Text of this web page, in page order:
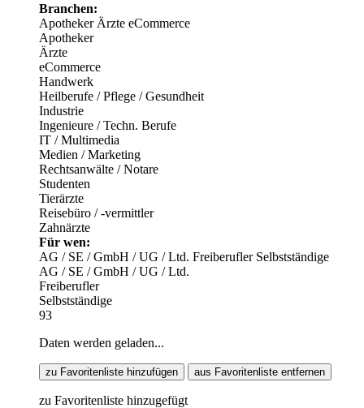
Branchen:
Apotheker Ärzte eCommerce
Apotheker
Ärzte
eCommerce
Handwerk
Heilberufe / Pflege / Gesundheit
Industrie
Ingenieure / Techn. Berufe
IT / Multimedia
Medien / Marketing
Rechtsanwälte / Notare
Studenten
Tierärzte
Reisebüro / -vermittler
Zahnärzte
Für wen:
AG / SE / GmbH / UG / Ltd. Freiberufler Selbstständige
AG / SE / GmbH / UG / Ltd.
Freiberufler
Selbstständige
93
Daten werden geladen...
zu Favoritenliste hinzufügen aus Favoritenliste entfernen
zu Favoritenliste hinzugefügt